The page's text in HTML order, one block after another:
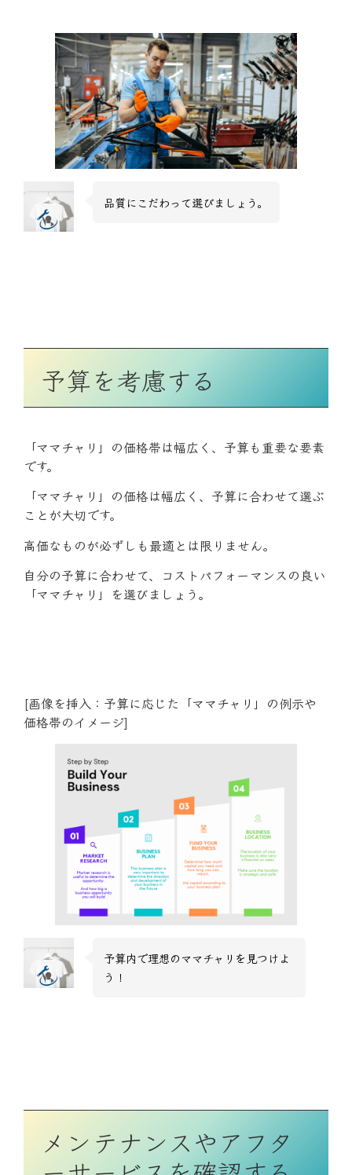
品質にこだわって選びましょう。
予算を考慮する
「ママチャリ」の価格帯は幅広く、予算も重要な要素
です。
「ママチャリ」の価格は幅広く、予算に合わせて選ぶ
ことが大切です。
高価なものが必ずしも最適とは限りません。
自分の予算に合わせて、コストパフォーマンスの良い
「ママチャリ」を選びましょう。
[画像を挿入：予算に応じた「ママチャリ」の例示や
価格帯のイメージ]
予算内で理想のママチャリを見つけよ
う！
メンテナンスやアフタ